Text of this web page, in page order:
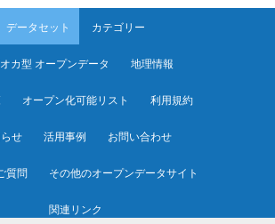
データセット カテゴリー
カ型 オープンデータ 地理情報
オープン化可能リスト 利用規約
せ 活用事例 お問い合わせ
質問 その他のオープンデータサイト
関連リンク